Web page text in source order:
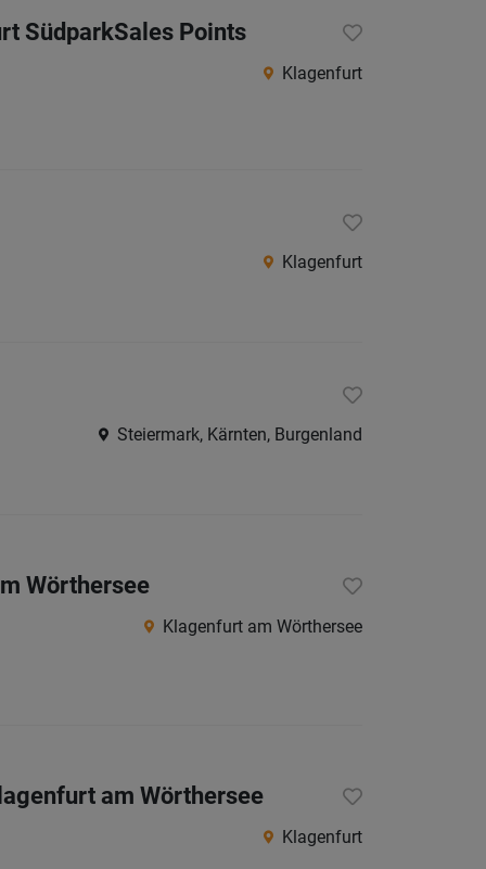
SüdparkSales Points
Klagenfurt
Klagenfurt
Steiermark, Kärnten, Burgenland
Wörthersee
Klagenfurt am Wörthersee
am Wörthersee
Klagenfurt